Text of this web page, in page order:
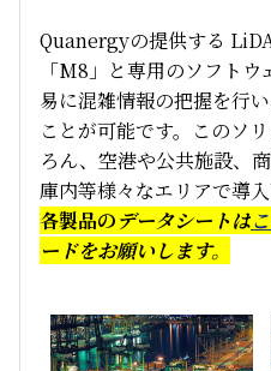
Quanergyの提供する
「M8」と専用のソフト
易に混雑情報の把握を行
ことが可能です。このソ
ろん、空港や公共施設、
庫内等様々なエリアで導入
各製品のデータシートは
ードをお願いします。